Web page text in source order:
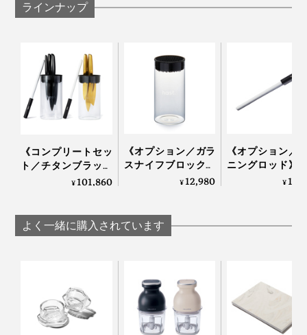
エディションナイフの美しさを引き立てるためにつくら
れた、専用のナイフスタンド。『hast.』以外でも、さま
ラインナップ
《コンプリートセッ
ト／チタンブラック
＆ゴールド》0.3mm
イフ4種＋専用シャ
ープナー＋ガラスス
¥101,860
《オプション／ガラ
スナイフブロック》
包丁を7本まで飾る
フスタンド」｜hast.
¥12,980
《オプション／
ニングロッド》
数回滑らせるだ
¥
よく一緒に購入されています